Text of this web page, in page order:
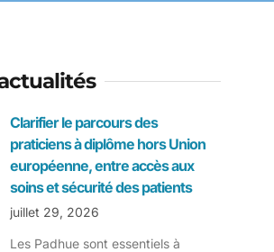
Clarifier le parcours des
praticiens à diplôme hors Union
européenne, entre accès aux
soins et sécurité des patients
juillet 29, 2026
Les Padhue sont essentiels à